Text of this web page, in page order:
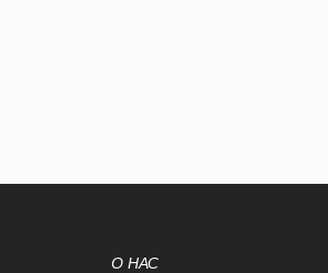
О НАС